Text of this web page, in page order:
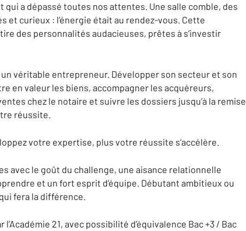
a dépassé toutes nos attentes. Une salle comble, des
et curieux : l’énergie était au rendez-vous. Cette
des personnalités audacieuses, prêtes à s’investir
véritable entrepreneur. Développer son secteur et son
en valeur les biens, accompagner les acquéreurs,
chez le notaire et suivre les dossiers jusqu’à la remise
réussite.
votre expertise, plus votre réussite s’accélère.
avec le goût du challenge, une aisance relationnelle
et un fort esprit d’équipe. Débutant ambitieux ou
fera la différence.
21, avec possibilité d’équivalence Bac +3 / Bac